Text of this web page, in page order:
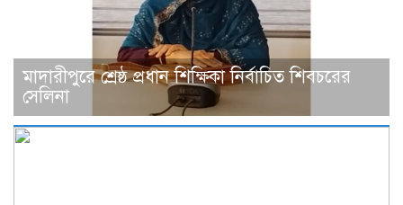
মাদারীপুরে শ্রেষ্ঠ প্রধান শিক্ষিকা নির্বাচিত শিবচরের
সেলিনা